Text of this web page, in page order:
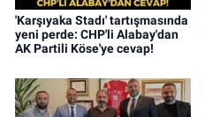
'Karşıyaka Stadı' tartışmasında
yeni perde: CHP'li Alabay'dan
AK Partili Köse'ye cevap!